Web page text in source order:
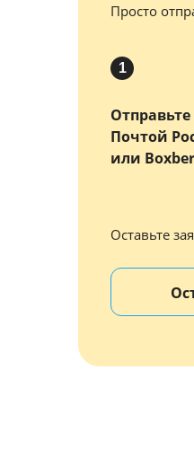
Просто
1
Почтой
или
Оставьте